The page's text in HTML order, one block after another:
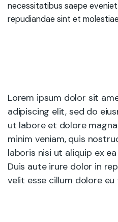
necessitatibus saepe
repudiandae sint et
Lorem ipsum dolor sit
adipiscing elit, sed do
ut labore et dolore
minim veniam, quis
laboris nisi ut aliquip ex
Duis aute irure dolor in
velit esse cillum dolore